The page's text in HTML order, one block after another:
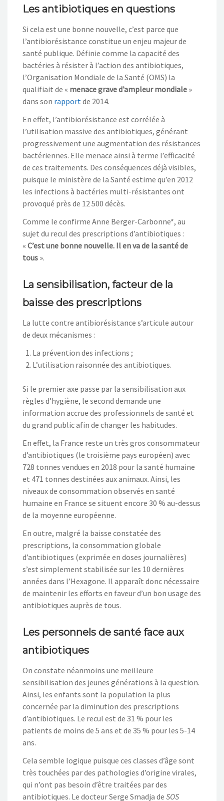
Les antibiotiques en questions
Si cela est une bonne nouvelle, c’est parce que
l’antibiorésistance constitue un enjeu majeur de
santé publique. Définie comme la capacité des
bactéries à résister à l’action des antibiotiques,
l’Organisation Mondiale de la Santé (OMS) la
qualifiait de « menace grave d’ampleur mondiale »
dans son rapport de 2014.
En effet, l’antibiorésistance est corrélée à
l’utilisation massive des antibiotiques, générant
progressivement une augmentation des résistances
bactériennes. Elle menace ainsi à terme l’efficacité
de ces traitements. Des conséquences déjà visibles,
puisque le ministère de la Santé estime qu’en 2012
les infections à bactéries multi-résistantes ont
provoqué près de 12 500 décès.
Comme le confirme Anne Berger-Carbonne*, au
sujet du recul des prescriptions d’antibiotiques :
« C’est une bonne nouvelle. Il en va de la santé de
tous ».
La sensibilisation, facteur de la
baisse des prescriptions
La lutte contre antibiorésistance s’articule autour
de deux mécanismes :
La prévention des infections ;
L’utilisation raisonnée des antibiotiques.
Si le premier axe passe par la sensibilisation aux
règles d’hygiène, le second demande une
information accrue des professionnels de santé et
du grand public afin de changer les habitudes.
En effet, la France reste un très gros consommateur
d’antibiotiques (le troisième pays européen) avec
728 tonnes vendues en 2018 pour la santé humaine
et 471 tonnes destinées aux animaux. Ainsi, les
niveaux de consommation observés en santé
humaine en France se situent encore 30 % au-dessus
de la moyenne européenne.
En outre, malgré la baisse constatée des
prescriptions, la consommation globale
d’antibiotiques (exprimée en doses journalières)
s’est simplement stabilisée sur les 10 dernières
années dans l’Hexagone. Il apparaît donc nécessaire
de maintenir les efforts en faveur d’un bon usage des
antibiotiques auprès de tous.
Les personnels de santé face aux
antibiotiques
On constate néanmoins une meilleure
sensibilisation des jeunes générations à la question.
Ainsi, les enfants sont la population la plus
concernée par la diminution des prescriptions
d’antibiotiques. Le recul est de 31 % pour les
patients de moins de 5 ans et de 35 % pour les 5-14
ans.
Cela semble logique puisque ces classes d’âge sont
très touchées par des pathologies d’origine virales,
qui n’ont pas besoin d’être traitées par des
antibiotiques. Le docteur Serge Smadja de SOS